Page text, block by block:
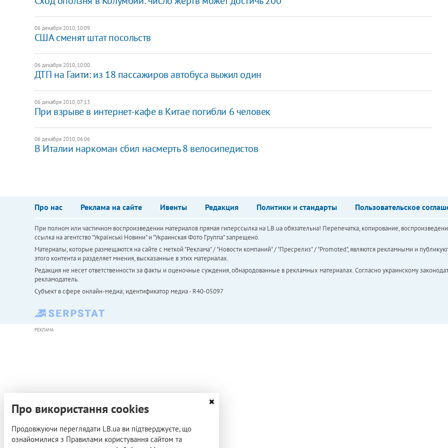
06 декабря 2010, 10:09
США сменят штат посольств
06 декабря 2010, 10:00
ДТП на Гаити: из 18 пассажиров автобуса выжил один
06 декабря 2010, 07:13
При взрыве в интернет-кафе в Китае погибли 6 человек
06 декабря 2010, 06:06
В Италии наркоман сбил насмерть 8 велосипедистов
Про нас Реклама на сайте Ивенты Редакция Политики и стандарты Пользовательское
При полном или частичном воспроизведении материалов прямая гиперссылка на LB.ua обязательна! Перепечатка, копирование,
ссылка на агентство "Українськi Новини" и "Украинская Фото Группа" запрещено.
Материалы, которые размещаются на сайте с меткой "Реклама" / "Новости компаний" / "Пресрелиз" / "Promoted", являются рекламными и
этого контента и разделяет мнения, высказанные в этих материалах.
Редакция не несет ответственности за факты и оценочные суждения, обнародованные в рекламных материалах. Согласно украинскому
рекламодатель.
Субъект в сфере онлайн-медиа; идентификатор медиа - R40-05097
РЕКЛАМА
Про використання cookies
Продовжуючи переглядати LB.ua ви підтверджуєте, що
ознайомилися з Правилами користування сайтом та